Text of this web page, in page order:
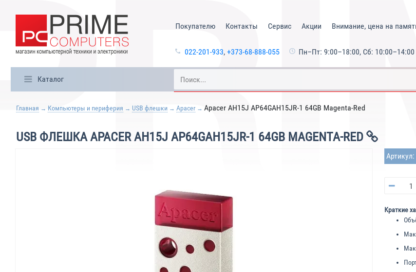
Покупателю Контакты Сервис Акции Внимание, цена на
022-201-933, +373-68-888-055 Пн–Пт: 9:00–18:00, Сб: 10:00–14:00
Каталог
Главная Компьютеры и периферия USB флешки Apacer Apacer AH15J AP64GAH15JR-1 64GB Magenta-Red
USB ФЛЕШКА APACER AH15J AP64GAH15JR-1 64GB MAGENTA-RED
Краткие